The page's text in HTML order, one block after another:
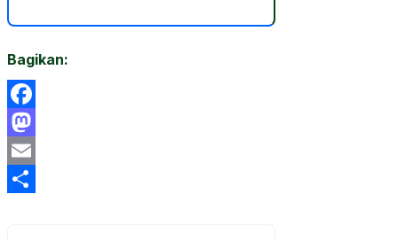
Bagikan:
Facebook
Mastodon
Email